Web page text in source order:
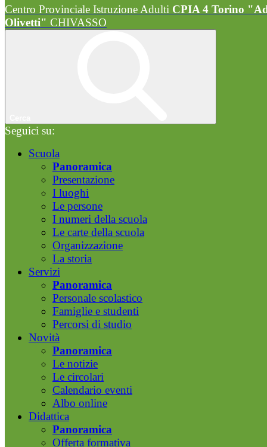
Centro Provinciale Istruzione Adulti CPIA 4 Torino
Olivetti" CHIVASSO
Seguici su:
Scuola
Panoramica
Presentazione
I luoghi
Le persone
I numeri della scuola
Le carte della scuola
Organizzazione
La storia
Servizi
Panoramica
Personale scolastico
Famiglie e studenti
Percorsi di studio
Novità
Panoramica
Le notizie
Le circolari
Calendario eventi
Albo online
Didattica
Panoramica
Offerta formativa